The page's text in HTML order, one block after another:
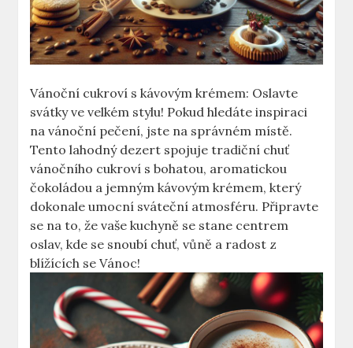
Vánoční cukroví s kávovým krémem: Oslavte
svátky ve velkém stylu! Pokud hledáte inspiraci
na vánoční pečení, jste na správném místě.
Tento lahodný dezert spojuje tradiční chuť
vánočního cukroví s bohatou, aromatickou
čokoládou a jemným kávovým krémem, který
dokonale umocní sváteční atmosféru. Připravte
se na to, že vaše kuchyně se stane centrem
oslav, kde se snoubí chuť, vůně a radost z
blížících se Vánoc!